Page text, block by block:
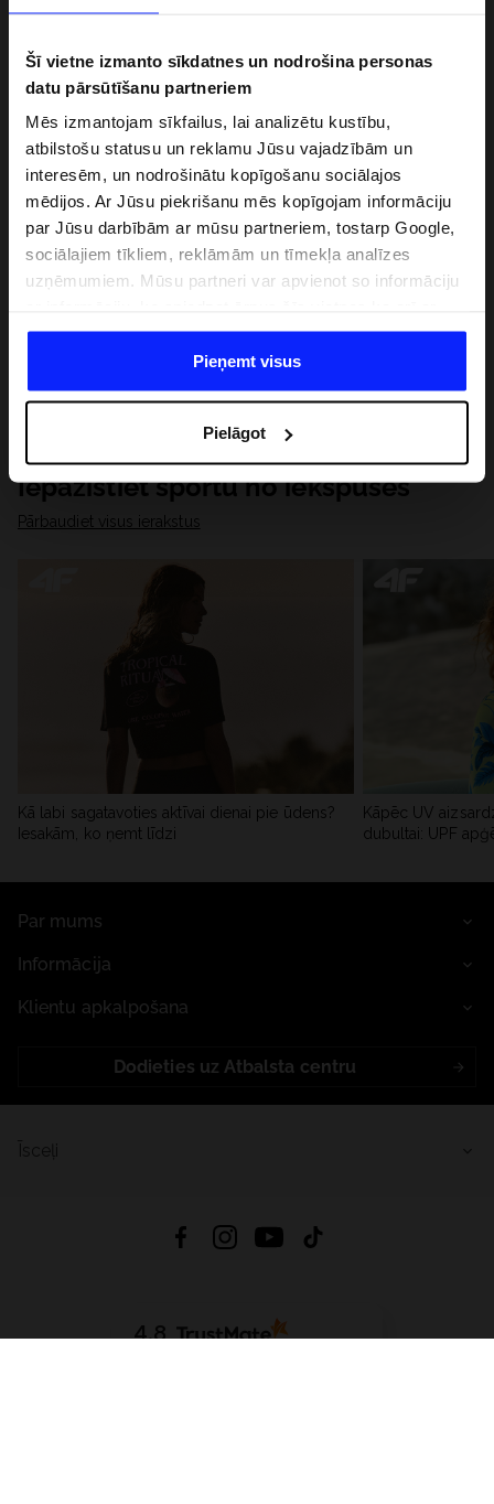
Šī vietne izmanto sīkdatnes un nodrošina personas
datu pārsūtīšanu partneriem
Mēs izmantojam sīkfailus, lai analizētu kustību,
atbilstošu statusu un reklamu Jūsu vajadzībām un
interesēm, un nodrošinātu kopīgošanu sociālajos
mēdijos. Ar Jūsu piekrišanu mēs kopīgojam informāciju
par Jūsu darbībām ar mūsu partneriem, tostarp Google,
sociālajiem tīkliem, reklāmām un tīmekļa analīzes
uzņēmumiem. Mūsu partneri var apvienot so informāciju
datiem, ko viņi iegūst, izmantojot viņu pakalpojumus. Ar
Jūsu atļauju, mēs varam pārsūtīt Jūsu personas datus
saviem partneriem, lai uzlabotu veidu, kadā tiek rādīta
saturu un uzlabotu mūsu partneru piedāvātos risinajumus
( piem. socialos tīklus). Detalizētu informāciju var atrast
mūsu Privātuma politikā un sadaļā "Detaļas".
Pieņemt visus
Pielāgot
Iepazīstiet sportu no iekšpuses
Pārbaudiet visus ierakstus
Kā labi sagatavoties aktīvai dienai pie ūdens?
Iesakām, ko ņemt līdzi
Kāpēc UV
dubultai: UPF
Par mums
Informācija
Klientu apkalpošana
Dodieties uz Atbalsta centru
4.8